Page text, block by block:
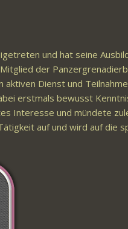
und hat seine
der
Dienst und
erstmals bewusst
Interesse und mündete
auf und wird auf die